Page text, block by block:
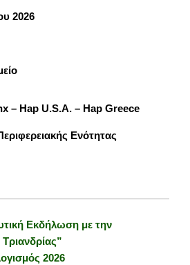
2026
– Hap U.S.A. – Hap Greece
Ενότητας
Εκδήλωση με την
2026